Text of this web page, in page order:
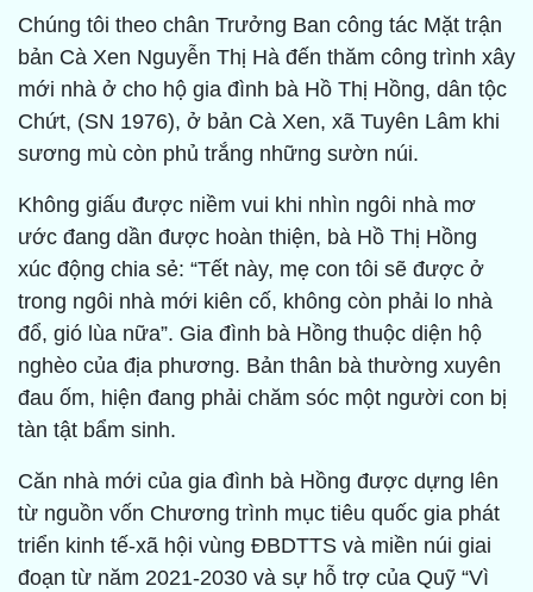
Chúng tôi theo chân Trưởng Ban công tác Mặt trận
bản Cà Xen Nguyễn Thị Hà đến thăm công trình xây
mới nhà ở cho hộ gia đình bà Hồ Thị Hồng, dân tộc
Chứt, (SN 1976), ở bản Cà Xen, xã Tuyên Lâm khi
sương mù còn phủ trắng những sườn núi.
Không giấu được niềm vui khi nhìn ngôi nhà mơ
ước đang dần được hoàn thiện, bà Hồ Thị Hồng
xúc động chia sẻ: “Tết này, mẹ con tôi sẽ được ở
trong ngôi nhà mới kiên cố, không còn phải lo nhà
đổ, gió lùa nữa”. Gia đình bà Hồng thuộc diện hộ
nghèo của địa phương. Bản thân bà thường xuyên
đau ốm, hiện đang phải chăm sóc một người con bị
tàn tật bẩm sinh.
Căn nhà mới của gia đình bà Hồng được dựng lên
từ nguồn vốn Chương trình mục tiêu quốc gia phát
triển kinh tế-xã hội vùng ĐBDTTS và miền núi giai
đoạn từ năm 2021-2030 và sự hỗ trợ của Quỹ “Vì